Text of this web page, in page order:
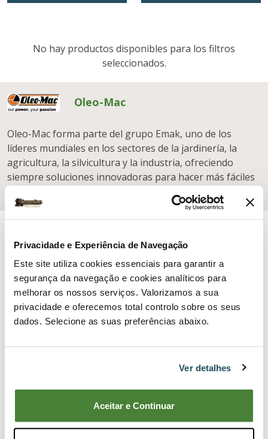
Privacidade e Experiência de Navegação
Este site utiliza cookies essenciais para garantir a
segurança da navegação e cookies analíticos para
melhorar os nossos serviços. Valorizamos a sua
privacidade e oferecemos total controlo sobre os seus
dados. Selecione as suas preferências abaixo.
Ver detalhes
Aceitar e Continuar
No hay productos disponibles para los filtros
seleccionados.
Oleo-Mac
Oleo-Mac forma parte del grupo Emak, uno de los
líderes mundiales en los sectores de la jardinería, la
agricultura, la silvicultura y la industria, ofreciendo
siempre soluciones innovadoras para hacer más fáciles
CONÉCTATE CON BERNARDINOS
He leído y acepto los términos y condiciones
relativos a la suscripción a la Newsletter.*